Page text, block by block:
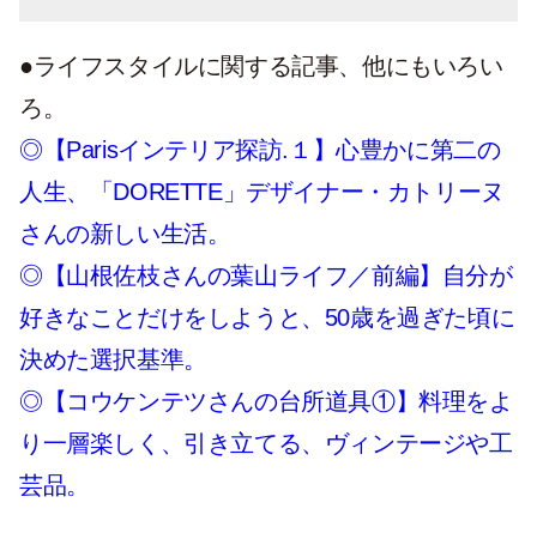
●ライフスタイルに関する記事、他にもいろい
ろ。
◎【Parisインテリア探訪.１】心豊かに第二の
人生、「DORETTE」デザイナー・カトリーヌ
さんの新しい生活。
◎【山根佐枝さんの葉山ライフ／前編】自分が
好きなことだけをしようと、50歳を過ぎた頃に
決めた選択基準。
◎【コウケンテツさんの台所道具①】料理をよ
り一層楽しく、引き立てる、ヴィンテージや工
芸品。